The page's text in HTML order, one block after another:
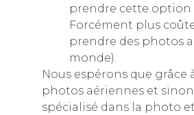
prendre cette option
Forcément plus
prendre des photos
monde).
Nous espérons que grâce
photos aériennes et
spécialisé dans la photo